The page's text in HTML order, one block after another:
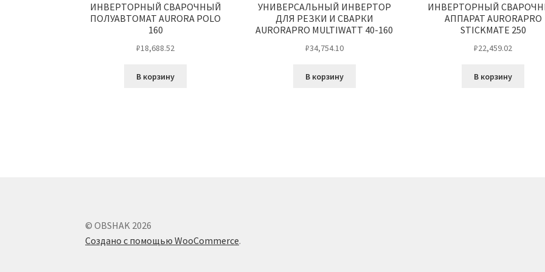
ИНВЕРТОРНЫЙ СВАРОЧНЫЙ
ПОЛУАВТОМАТ AURORA POLO
160
₽18,688.52
В корзину
УНИВЕРСАЛЬНЫЙ ИНВЕРТОР
ДЛЯ РЕЗКИ И СВАРКИ
AURORAPRO MULTIWATT 40-160
₽34,754.10
В корзину
ИНВЕРТОРНЫЙ
АППАРАТ AURORAPRO
STICKMATE 250
₽22,459.02
В корзину
© OBSHAK 2026
Создано с помощью WooCommerce.